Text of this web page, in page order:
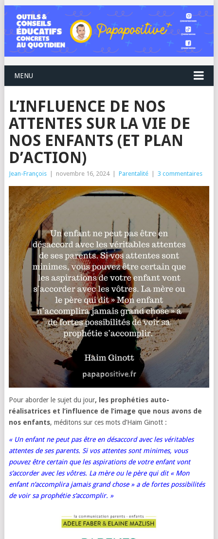
MENU
L’INFLUENCE DE NOS
ATTENTES SUR LA VIE DE
NOS ENFANTS (ET PLAN
D’ACTION)
Jean-François novembre 16, 2024 Parentalité 3 commentaires
Pour aborder le sujet du jour,
les prophéties auto-
réalisatrices et l’influence de l’image que nous avons de
nos enfants, méditons sur ces mots d’Haim Ginott :
« Un enfant ne peut pas être en désaccord avec les véritables
attentes de ses parents. Si vos attentes sont minimes, vous
pouvez être certain que les aspirations de votre enfant vont
s’accorder avec les vôtres. La mère ou le père qui dit « Mon
enfant n’accomplira jamais grand chose » a de fortes possibilités
de voir sa prophétie s’accomplir. »